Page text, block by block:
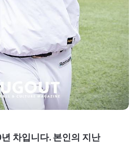
차입니다. 본인의 지난